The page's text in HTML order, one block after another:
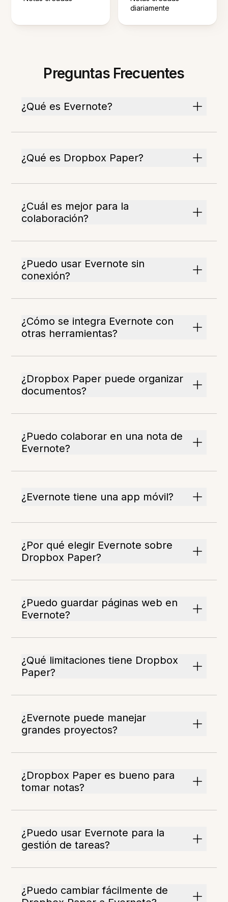
diariamente
Preguntas Frecuentes
¿Qué es Evernote?
¿Qué es Dropbox Paper?
¿Cuál es mejor para la
colaboración?
¿Puedo usar Evernote sin
conexión?
¿Cómo se integra Evernote con
otras herramientas?
¿Dropbox Paper puede organizar
documentos?
¿Puedo colaborar en una nota de
Evernote?
¿Evernote tiene una app móvil?
¿Por qué elegir Evernote sobre
Dropbox Paper?
¿Puedo guardar páginas web en
Evernote?
¿Qué limitaciones tiene Dropbox
Paper?
¿Evernote puede manejar
grandes proyectos?
¿Dropbox Paper es bueno para
tomar notas?
¿Puedo usar Evernote para la
gestión de tareas?
¿Puedo cambiar fácilmente de